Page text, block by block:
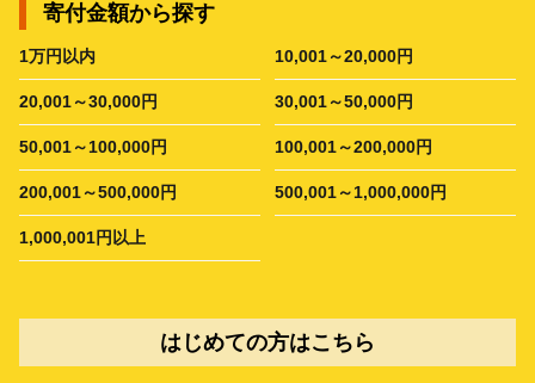
寄付金額から探す
1万円以内 10,001～20,000円
20,001～30,000円 30,001～50,000円
50,001～100,000円 100,001～200,000円
200,001～500,000円 500,001～1,000,000円
1,000,001円以上
はじめての方はこちら